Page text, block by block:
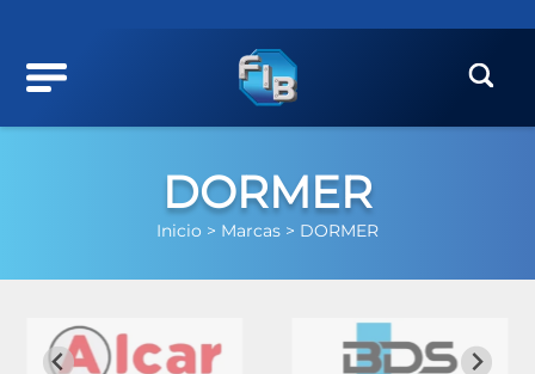
DORMER
Inicio > Marcas > DORMER